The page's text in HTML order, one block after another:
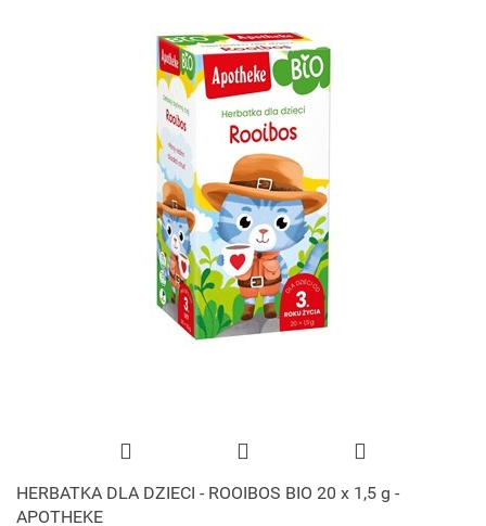
HERBATKA DLA DZIECI - ROOIBOS BIO 20 x 1,5 g -
APOTHEKE